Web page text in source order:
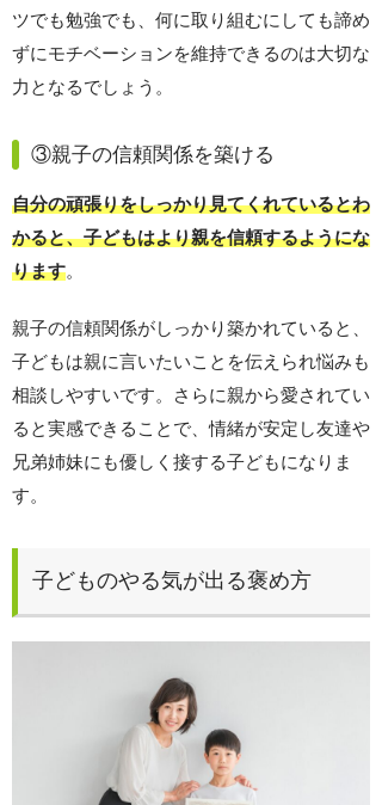
ツでも勉強でも、何に取り組むにしても諦め
ずにモチベーションを維持できるのは大切な
力となるでしょう。
③親子の信頼関係を築ける
自分の頑張りをしっかり見てくれているとわ
かると、子どもはより親を信頼するようにな
ります。
親子の信頼関係がしっかり築かれていると、
子どもは親に言いたいことを伝えられ悩みも
相談しやすいです。さらに親から愛されてい
ると実感できることで、情緒が安定し友達や
兄弟姉妹にも優しく接する子どもになりま
す。
子どものやる気が出る褒め方